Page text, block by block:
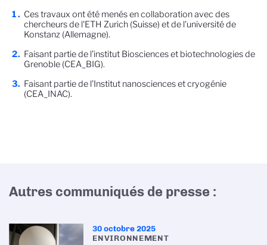
Ces travaux ont été menés en collaboration avec des
chercheurs de l'ETH Zurich (Suisse) et de l'université de
Konstanz (Allemagne).
Faisant partie de l'institut Biosciences et biotechnologies de
Grenoble (CEA_BIG).
Faisant partie de l'Institut nanosciences et cryogénie
(CEA_INAC).
Autres communiqués de presse :
30 octobre 2025
ENVIRONNEMENT